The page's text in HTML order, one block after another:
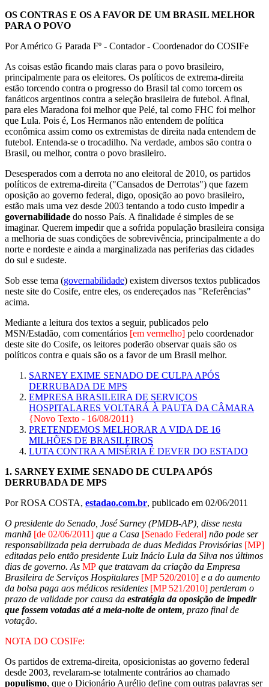
OS CONTRAS E OS A FAVOR DE UM BRASIL MELHOR
PARA O POVO
Por Américo G Parada Fº - Contador - Coordenador do COSIFe
As coisas estão ficando mais claras para o povo brasileiro,
principalmente para os eleitores. Os políticos de extrema-direita
estão torcendo contra o progresso do Brasil tal como torcem os
fanáticos argentinos contra a seleção brasileira de futebol. Afinal,
para eles Maradona foi melhor que Pelé, tal como FHC foi melhor
que Lula. Pois é, Los Hermanos não entendem de política
econômica assim como os extremistas de direita nada entendem de
futebol. Entenda-se o trocadilho. Na verdade, ambos são contra o
Brasil, ou melhor, contra o povo brasileiro.
Desesperados com a derrota no ano eleitoral de 2010, os partidos
políticos de extrema-direita ("Cansados de Derrotas") que fazem
oposição ao governo federal, digo, oposição ao povo brasileiro,
estão mais uma vez desde 2003 tentando a todo custo impedir a
governabilidade do nosso País. A finalidade é simples de se
imaginar. Querem impedir que a sofrida população brasileira consiga
a melhoria de suas condições de sobrevivência, principalmente a do
norte e nordeste e ainda a marginalizada nas periferias das cidades
do sul e sudeste.
Sob esse tema (governabilidade) existem diversos textos publicados
neste site do Cosife, entre eles, os endereçados nas "Referências"
acima.
Mediante a leitura dos textos a seguir, publicados pelo
MSN/Estadão, com comentários [em vermelho] pelo coordenador
deste site do Cosife, os leitores poderão observar quais são os
políticos contra e quais são os a favor de um Brasil melhor.
SARNEY EXIME SENADO DE CULPA APÓS
DERRUBADA DE MPS
EMPRESA BRASILEIRA DE SERVIÇOS
HOSPITALARES VOLTARÁ À PAUTA DA CÂMARA
{Novo Texto - 16/08/2011}
PRETENDEMOS MELHORAR A VIDA DE 16
MILHÕES DE BRASILEIROS
LUTA CONTRA A MISÉRIA É DEVER DO ESTADO
1. SARNEY EXIME SENADO DE CULPA APÓS
DERRUBADA DE MPS
Por ROSA COSTA, estadao.com.br, publicado em 02/06/2011
O presidente do Senado, José Sarney (PMDB-AP), disse nesta
manhã [de 02/06/2011] que a Casa [Senado Federal] não pode ser
responsabilizada pela derrubada de duas Medidas Provisórias [MP]
editadas pelo então presidente Luiz Inácio Lula da Silva nos últimos
dias de governo. As MP que tratavam da criação da Empresa
Brasileira de Serviços Hospitalares [MP 520/2010] e a do aumento
da bolsa paga aos médicos residentes [MP 521/2010] perderam o
prazo de validade por causa da estratégia da oposição de impedir
que fossem votadas até a meia-noite de ontem , prazo final de
votação.
NOTA DO COSIFe:
Os partidos de extrema-direita, oposicionistas ao governo federal
desde 2003, revelaram-se totalmente contrários ao chamado
populismo, que o Dicionário Aurélio define com outras palavras ser